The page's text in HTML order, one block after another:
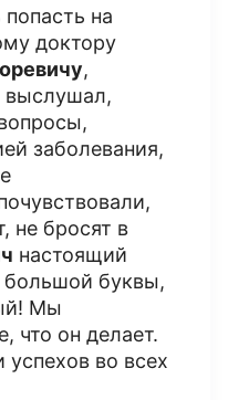
на
доктору
,
выслушал,
заболевания,
не бросят в
настоящий
большой буквы,
Мы
что он делает.
во всех